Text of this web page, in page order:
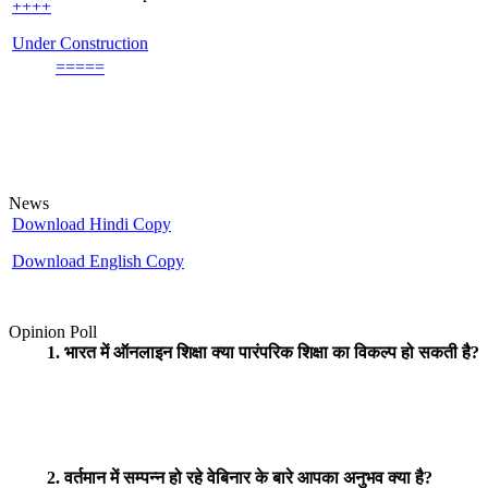
Under Construction
=====
News
Download Hindi Copy
Download English Copy
Opinion Poll
1. भारत में ऑनलाइन शिक्षा क्या पारंपरिक शिक्षा का विकल्प हो सकती है?
2. वर्तमान में सम्पन्न हो रहे वेबिनार के बारे आपका अनुभव क्या है?